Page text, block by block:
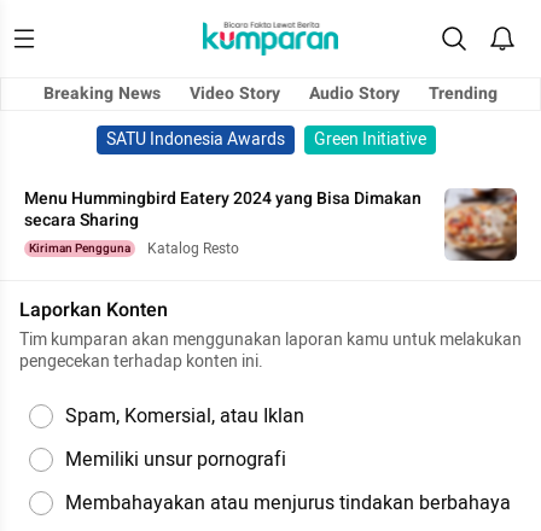
Breaking News Video Story Audio Story
Trending
SATU Indonesia Awards
Green Initiative
Menu Hummingbird Eatery 2024 yang Bisa Dimakan
secara Sharing
Kiriman Pengguna Katalog Resto
Laporkan Konten
Tim kumparan akan menggunakan laporan kamu untuk melakukan
pengecekan terhadap konten ini.
Spam, Komersial, atau Iklan
Memiliki unsur pornografi
Membahayakan atau menjurus tindakan berbahaya